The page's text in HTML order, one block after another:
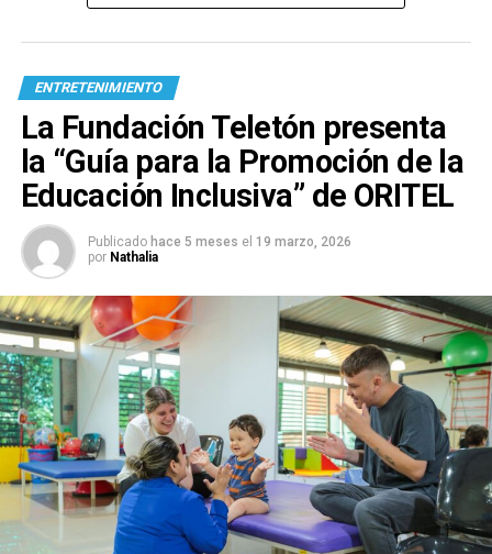
ENTRETENIMIENTO
La Fundación Teletón presenta
la “Guía para la Promoción de la
Educación Inclusiva” de ORITEL
Publicado hace 5 meses el 19 marzo, 2026
por Nathalia